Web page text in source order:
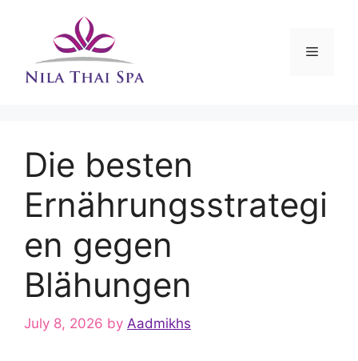
Menu
Die besten
Ernährungsstrategi
en gegen
Blähungen
July 8, 2026 by Aadmikhs